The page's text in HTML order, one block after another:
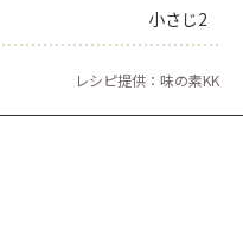
小さじ2
レシピ提供：味の素KK